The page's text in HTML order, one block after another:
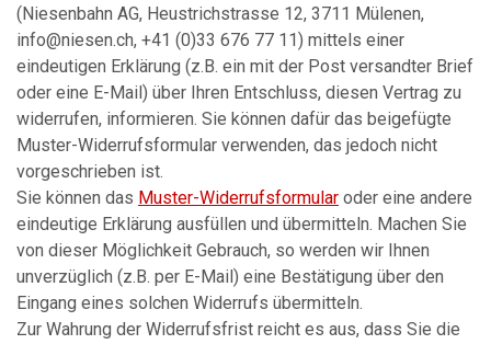
(Niesenbahn AG, Heustrichstrasse 12, 3711 Mülenen,
info@niesen.ch, +41 (0)33 676 77 11) mittels einer
eindeutigen Erklärung (z.B. ein mit der Post versandter Brief
oder eine E-Mail) über Ihren Entschluss, diesen Vertrag zu
widerrufen, informieren. Sie können dafür das beigefügte
Muster-Widerrufsformular verwenden, das jedoch nicht
vorgeschrieben ist.
Sie können das Muster-Widerrufsformular oder eine andere
eindeutige Erklärung ausfüllen und übermitteln. Machen Sie
von dieser Möglichkeit Gebrauch, so werden wir Ihnen
unverzüglich (z.B. per E-Mail) eine Bestätigung über den
Eingang eines solchen Widerrufs übermitteln.
Zur Wahrung der Widerrufsfrist reicht es aus, dass Sie die